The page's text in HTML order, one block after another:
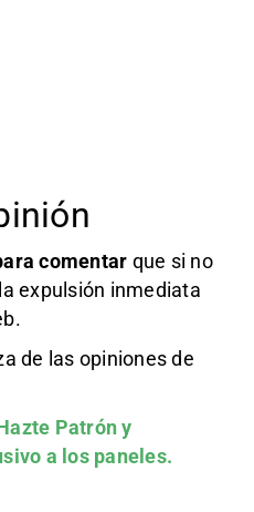
comentar que si no
expulsión inmediata
de las opiniones de
Patróny
a los paneles.